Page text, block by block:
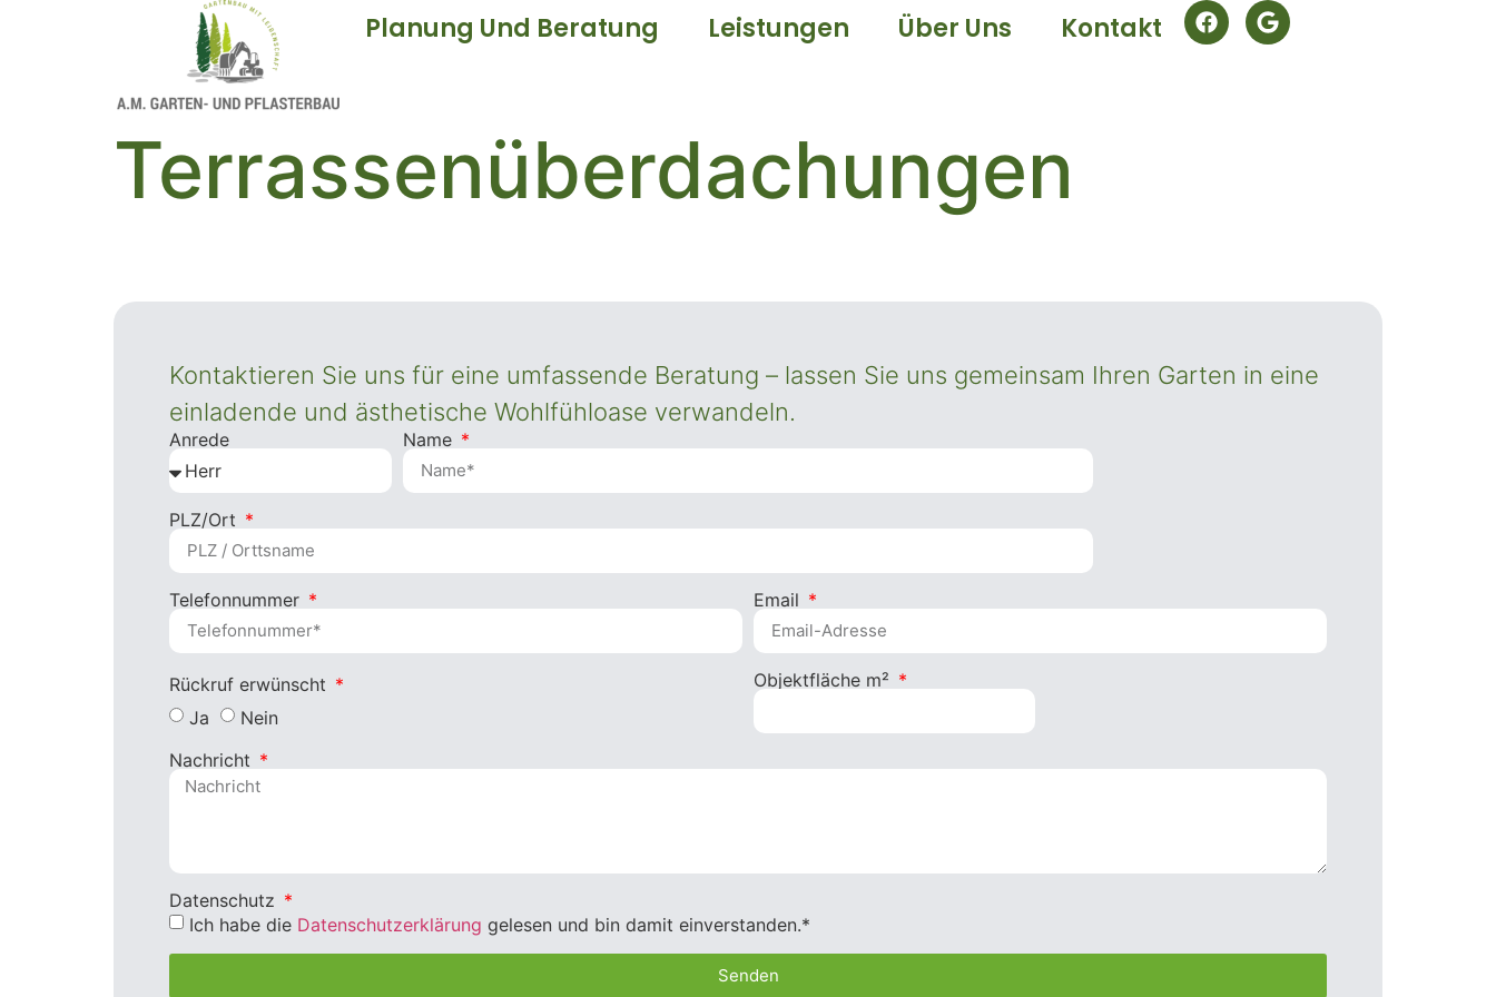
Planung Und Beratung Leistungen Über Uns Kontakt
Terrassenüberdachungen
Kontaktieren Sie uns für eine umfassende Beratung – lassen Sie uns gemeinsam Ihren Garten in eine
einladende und ästhetische Wohlfühloase verwandeln.
Anrede Name
PLZ/Ort
Telefonnummer Email
Rückruf erwünscht
Ja
Nein
Objektfläche m²
Nachricht
Datenschutz
Ich habe die Datenschutzerklärung gelesen und bin damit einverstanden.*
Senden